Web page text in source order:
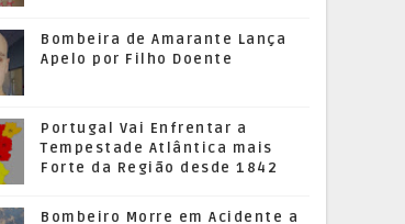
Bombeira de Amarante Lança
Apelo por Filho Doente
Portugal Vai Enfrentar a
Tempestade Atlântica mais
Forte da Região desde 1842
Bombeiro Morre em Acidente a